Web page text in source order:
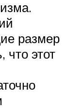
размер
что этот